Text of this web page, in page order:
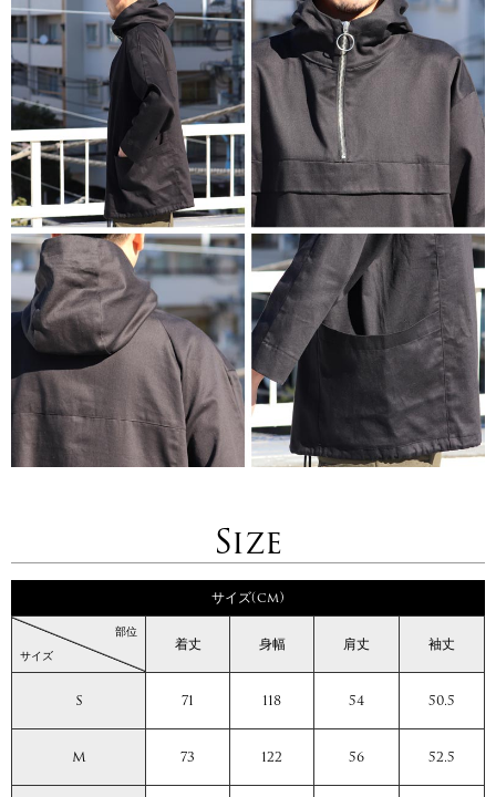
Size
サイズ(cm)
サイズ
部位
着丈 身幅 肩丈 袖丈
S 71 118 54 50.5
M 73 122 56 52.5